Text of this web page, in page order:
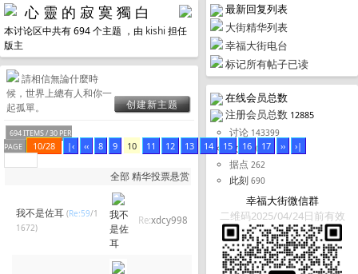
最新回复列表
大街精华列表
幸福大街电台
标记所有帖子已读
在线会员总数
注册会员总数 12885
讨论 143399
收藏308
据点 262
此刻 690
幸福大街微信群
二维码2025/04/24日前有效
心 靈 的 寂 寞 獨 白
本讨论区中共有 694 个主题 ，由 kishi 担任
版主
請相信無論什麼時
候，世界上總有人和你一
起孤單。
创建新主题
694 ITEMS / 30 PER
PAGE
10/28 |‹ ‹‹ 8 9 10 11 12 13 14 15 16 17 ›› ›|
全部精华投票悬赏
我不是佐耳 (Re:59/1
1672)
我不
是佐
耳
Re:xdcy998